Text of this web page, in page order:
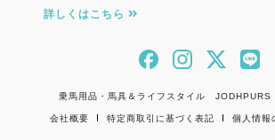
詳しくはこちら
乗馬用品・馬具＆ライフスタイル JODHPURS
会社概要 特定商取引に基づく表記 個人情報